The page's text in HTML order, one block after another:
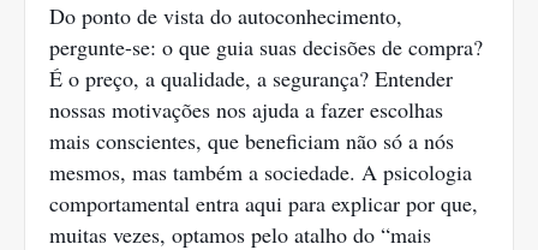
Do ponto de vista do autoconhecimento,
pergunte-se: o que guia suas decisões de compra?
É o preço, a qualidade, a segurança? Entender
nossas motivações nos ajuda a fazer escolhas
mais conscientes, que beneficiam não só a nós
mesmos, mas também a sociedade. A psicologia
comportamental entra aqui para explicar por que,
muitas vezes, optamos pelo atalho do “mais